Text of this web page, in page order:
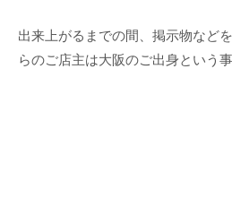
出来上がるまでの間、掲示物など
らのご店主は大阪のご出身という